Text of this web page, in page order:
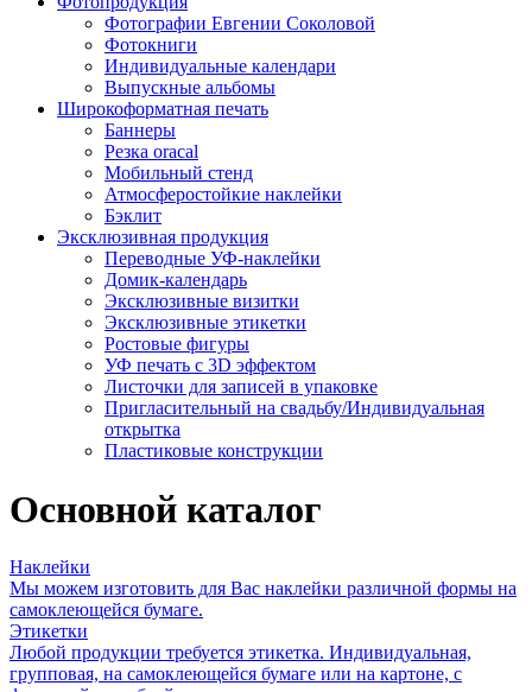
Фотографии Евгении Соколовой
Фотокниги
Индивидуальные календари
Выпускные альбомы
Широкоформатная печать
Баннеры
Резка oracal
Мобильный стенд
Атмосферостойкие наклейки
Бэклит
Эксклюзивная продукция
Переводные УФ-наклейки
Домик-календарь
Эксклюзивные визитки
Эксклюзивные этикетки
Ростовые фигуры
УФ печать с 3D эффектом
Листочки для записей в упаковке
Пригласительный на свадьбу/Индивидуальная
открытка
Пластиковые конструкции
Основной каталог
Наклейки
Мы можем изготовить для Вас наклейки различной формы на
самоклеющейся бумаге.
Этикетки
Любой продукции требуется этикетка. Индивидуальная,
групповая, на самоклеющейся бумаге или на картоне, с